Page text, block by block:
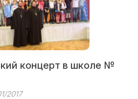
Западного
викариатства.
концерт в школе №
2017